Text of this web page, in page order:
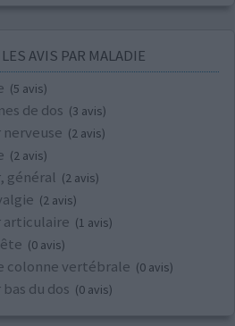
AVIS PAR MALADIE
(5 avis)
de dos (3 avis)
(2 avis)
(2 avis)
général (2 avis)
(2 avis)
articulaire (1 avis)
(0 avis)
colonne vertébrale (0 avis)
du dos (0 avis)